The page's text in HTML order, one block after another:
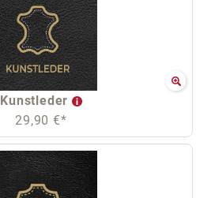
Kunstleder
29,90 €*